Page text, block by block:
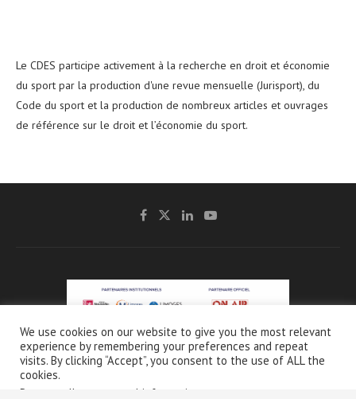
Le CDES participe activement à la recherche en droit et économie
du sport par la production d'une revue mensuelle (Jurisport), du
Code du sport et la production de nombreux articles et ouvrages
de référence sur le droit et l’économie du sport.
@2021 - CDES -Mentions légales & Crédits- Charte de protection et d’utilisation
des données personnelles
We use cookies on our website to give you the most relevant
experience by remembering your preferences and repeat
visits. By clicking “Accept”, you consent to the use of ALL the
cookies.
Do not sell my personal information